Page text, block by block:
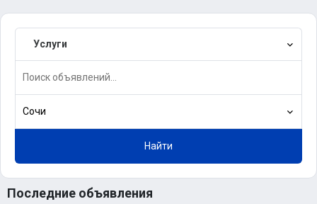
Услуги
Сочи
Найти
Последние объявления